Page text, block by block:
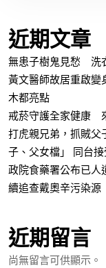
近期文章
無患子樹鬼見愁 洗
黃文醫師故居重啟
木都亮點
戒菸守護全家健康
打虎親兄弟，抓賊父
子、父女檔」 同台
政院食藥署公布已
續追查戴奧辛污染
近期留言
尚無留言可供顯示。